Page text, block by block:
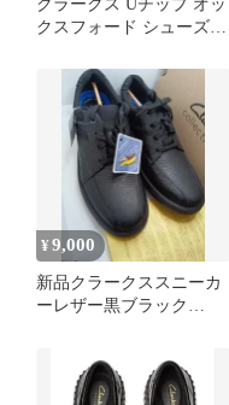
クラークス Uチップ オッ
クスフォード シューズ
¥9,000
新品クラークススニーカ
ーレザー黒ブラック